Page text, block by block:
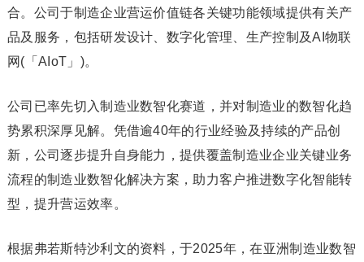
合。公司于制造企业营运价值链各关键功能领域提供有关产
品及服务，包括研发设计、数字化管理、生产控制及AI物联
网(「AIoT」)。
公司已率先切入制造业数智化赛道，并对制造业的数智化趋
势累积深厚见解。凭借逾40年的行业经验及持续的产品创
新，公司逐步提升自身能力，提供覆盖制造业企业关键业务
流程的制造业数智化解决方案，助力客户推进数字化智能转
型，提升营运效率。
根据弗若斯特沙利文的资料，于2025年，在亚洲制造业数智